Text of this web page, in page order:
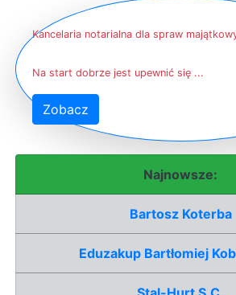
Kancelaria notarialna dla spraw
Na start dobrze jest upewnić się ...
Zobacz
Najnowsze:
Bartosz Koterba
Eduzakup Bartłomiej